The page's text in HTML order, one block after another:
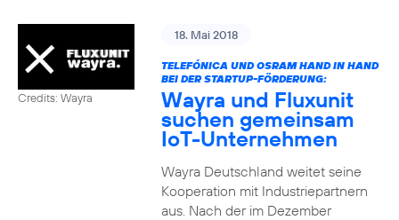
Credits: Wayra
18. Mai 2018
TELEFÓNICA UND OSRAM HAND IN HAND
BEI DER STARTUP-FÖRDERUNG:
Wayra und Fluxunit
suchen gemeinsam
IoT-Unternehmen
Wayra Deutschland weitet seine
Kooperation mit Industriepartnern
aus. Nach der im Dezember